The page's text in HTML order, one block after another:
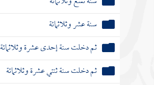
سنة عشر وثلاثمائة
ثم دخلت سنة إحدى عشرة وثلاثمائة
ثم دخلت سنة ثنتي عشرة وثلاثمائة